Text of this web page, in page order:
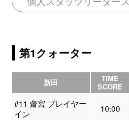
第1クォーター
新田
TIME
SCORE
#11 齋宮 プレイヤー
イン
10:00